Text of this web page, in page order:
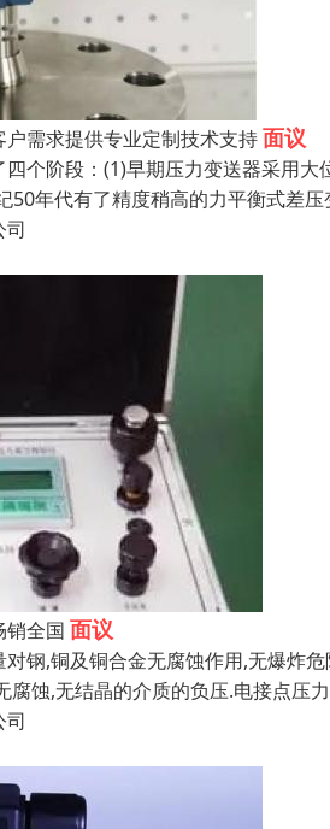
需求提供专业定制技术支持面议
个阶段：(1)早期压力变送器采用
50年代有了精度稍高的力平衡式差
司
销全国 面议
钢,铜及铜合金无腐蚀作用,无爆炸
腐蚀,无结晶的介质的负压.电接点压
司